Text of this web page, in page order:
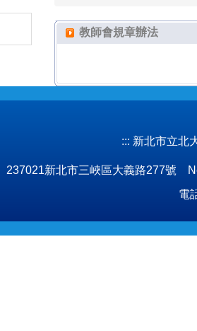
教師會規章辦法
::: 新北市立北
237021新北市三峽區大義路277號
電